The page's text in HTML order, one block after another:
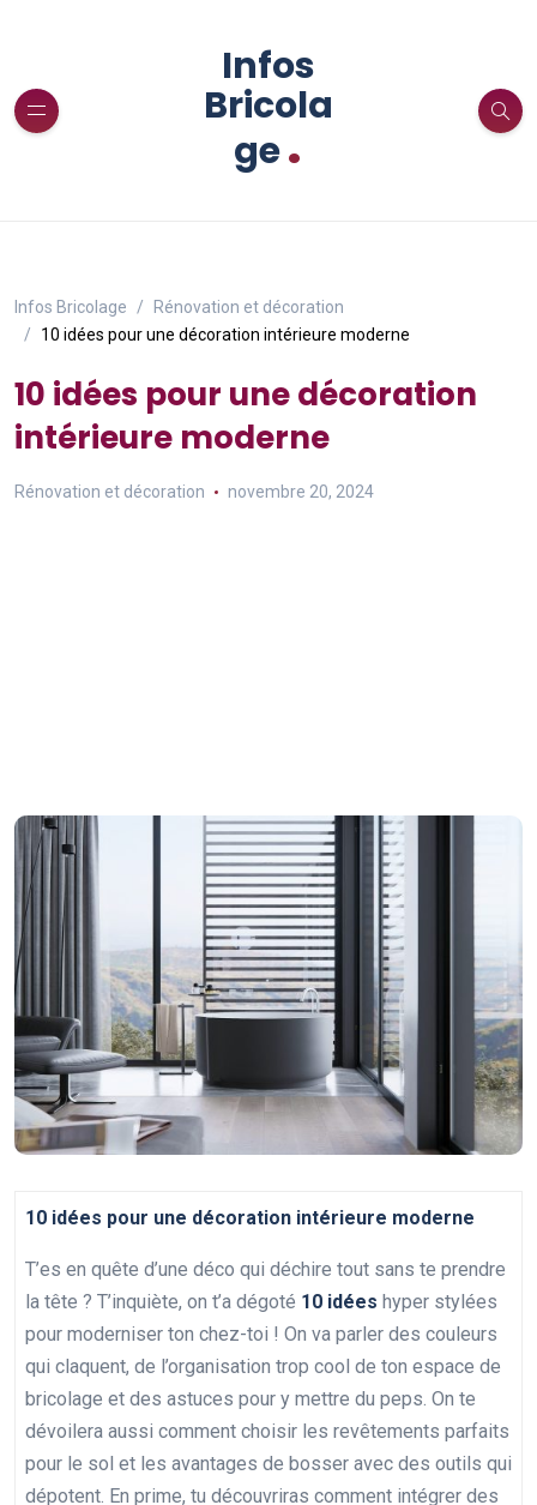
Infos
Bricola
ge.
Infos Bricolage
Rénovation et décoration
10 idées pour une décoration intérieure moderne
10 idées pour une décoration
intérieure moderne
Rénovation et décoration novembre 20, 2024
10 idées pour une décoration intérieure moderne
T’es en quête d’une déco qui déchire tout sans te prendre
la tête ? T’inquiète, on t’a dégoté 10 idées hyper stylées
pour moderniser ton chez-toi ! On va parler des couleurs
qui claquent, de l’organisation trop cool de ton espace de
bricolage et des astuces pour y mettre du peps. On te
dévoilera aussi comment choisir les revêtements parfaits
pour le sol et les avantages de bosser avec des outils qui
dépotent. En prime, tu découvriras comment intégrer des